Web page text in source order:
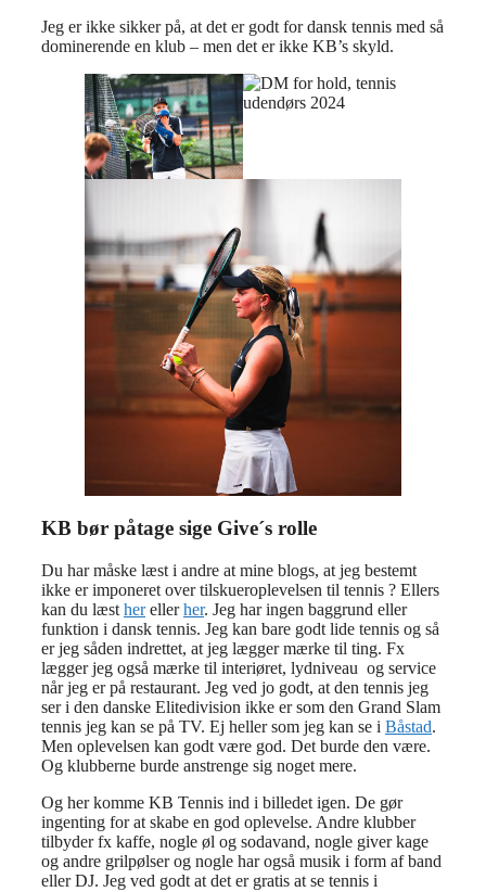
Jeg er ikke sikker på, at det er godt for dansk tennis med så
dominerende en klub – men det er ikke KB’s skyld.
KB bør påtage sige Give´s rolle
Du har måske læst i andre at mine blogs, at jeg bestemt
ikke er imponeret over tilskueroplevelsen til tennis ? Ellers
kan du læst herellerher. Jeg har ingen baggrund eller
funktion i dansk tennis. Jeg kan bare godt lide tennis og så
er jeg såden indrettet, at jeg lægger mærke til ting. Fx
lægger jeg også mærke til interiøret, lydniveau og service
når jeg er på restaurant. Jeg ved jo godt, at den tennis jeg
ser i den danske Elitedivision ikke er som den Grand Slam
tennis jeg kan se på TV. Ej heller som jeg kan se i Båstad.
Men oplevelsen kan godt være god. Det burde den være.
Og klubberne burde anstrenge sig noget mere.
Og her komme KB Tennis ind i billedet igen. De gør
ingenting for at skabe en god oplevelse. Andre klubber
tilbyder fx kaffe, nogle øl og sodavand, nogle giver kage
og andre grilpølser og nogle har også musik i form af band
eller DJ. Jeg ved godt at det er gratis at se tennis i